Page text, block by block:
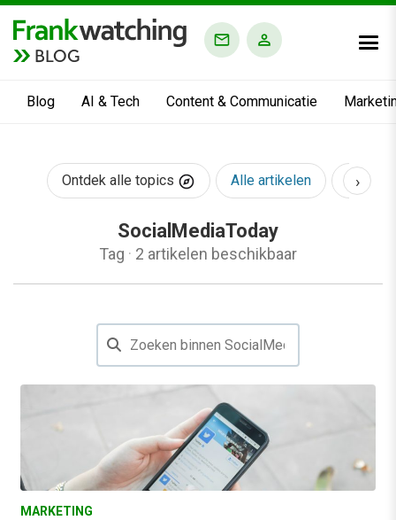
BLOG
Blog AI & Tech Content & Communicatie
Ontdek alle topics Alle artikelen AI &
›
SocialMediaToday
Tag · 2 artikelen beschikbaar
MARKETING